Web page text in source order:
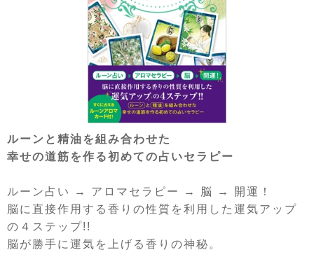
ルーンと精油を組み合わせた
幸せの道筋を作る初めての占いセラピー
ルーン占い → アロマセラピー → 脳 → 開運！
脳に直接作用する香りの性質を利用した運気アップ
の４ステップ!!
脳が勝手に運気を上げる香りの神秘。